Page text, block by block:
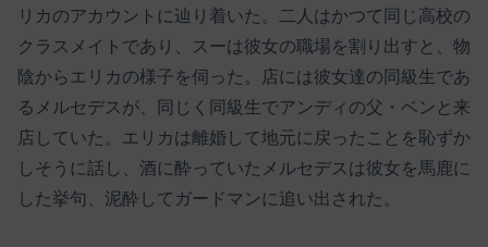
リカのアカウントに辿り着いた。二人はかつて同じ高校の
クラスメイトであり、スーは彼女の職場を割り出すと、物
陰からエリカの様子を伺った。店には彼女達の同級生であ
るメルセデスが、同じく同級生でアンディの父・ベンと来
店していた。エリカは離婚して地元に戻ったことを恥ずか
しそうに話し、酒に酔っていたメルセデスは彼女を馬鹿に
した挙句、泥酔してガードマンに追い出された。